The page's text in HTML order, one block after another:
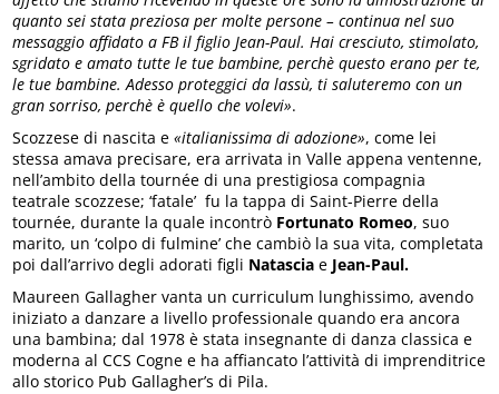
quanto sei stata preziosa per molte persone – continua nel suo
messaggio affidato a FB il figlio Jean-Paul. Hai cresciuto, stimolato,
sgridato e amato tutte le tue bambine, perchè questo erano per te,
le tue bambine. Adesso proteggici da lassù, ti saluteremo con un
gran sorriso, perchè è quello che volevi».
Scozzese di nascita e«italianissima di adozione», come lei
stessa amava precisare, era arrivata in Valle appena ventenne,
nell’ambito della tournée di una prestigiosa compagnia
teatrale scozzese; ‘fatale’ fu la tappa di Saint-Pierre della
tournée, durante la quale incontrò Fortunato Romeo, suo
marito, un ‘colpo di fulmine’ che cambiò la sua vita, completata
poi dall’arrivo degli adorati figli Natascia e Jean-Paul.
Maureen Gallagher vanta un curriculum lunghissimo, avendo
iniziato a danzare a livello professionale quando era ancora
una bambina; dal 1978 è stata insegnante di danza classica e
moderna al CCS Cogne e ha affiancato l’attività di imprenditrice
allo storico Pub Gallagher’s di Pila.